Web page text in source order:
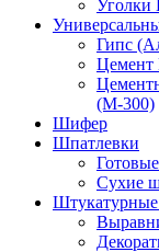
Гипс
(М-300)
Шифер
Шпатлевки
Сухие
Штукатурные